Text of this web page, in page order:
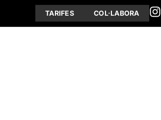
TARIFES COL·LABORA